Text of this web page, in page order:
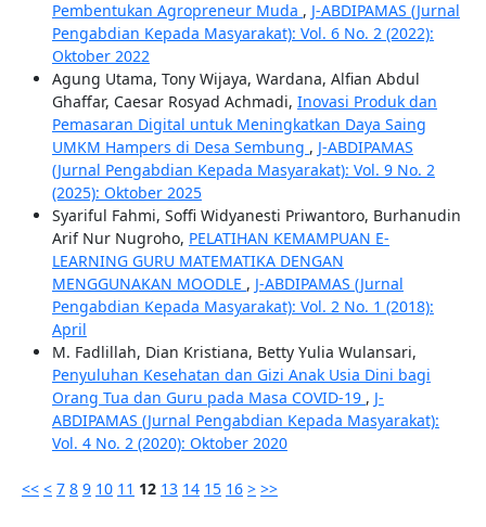
Pembentukan Agropreneur Muda , J-ABDIPAMAS (Jurnal
Pengabdian Kepada Masyarakat): Vol. 6 No. 2 (2022):
Oktober 2022
Agung Utama, Tony Wijaya, Wardana, Alfian Abdul
Ghaffar, Caesar Rosyad Achmadi, Inovasi Produk dan
Pemasaran Digital untuk Meningkatkan Daya Saing
UMKM Hampers di Desa Sembung , J-ABDIPAMAS
(Jurnal Pengabdian Kepada Masyarakat): Vol. 9 No. 2
(2025): Oktober 2025
Syariful Fahmi, Soffi Widyanesti Priwantoro, Burhanudin
Arif Nur Nugroho, PELATIHAN KEMAMPUAN E-
LEARNING GURU MATEMATIKA DENGAN
MENGGUNAKAN MOODLE , J-ABDIPAMAS (Jurnal
Pengabdian Kepada Masyarakat): Vol. 2 No. 1 (2018):
April
M. Fadlillah, Dian Kristiana, Betty Yulia Wulansari,
Penyuluhan Kesehatan dan Gizi Anak Usia Dini bagi
Orang Tua dan Guru pada Masa COVID-19 , J-
ABDIPAMAS (Jurnal Pengabdian Kepada Masyarakat):
Vol. 4 No. 2 (2020): Oktober 2020
<< < 7 8 9 10 11 12 13 14 15 16 > >>